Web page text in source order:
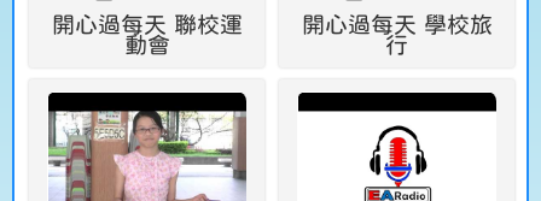
開心過每天 聯校運
動會
開心過每天 學校旅
行